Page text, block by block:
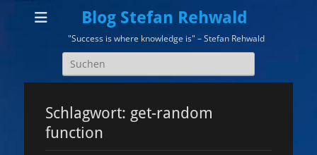
Blog Stefan Rehwald
"Success is where knowledge is" – Stefan Rehwald
Suchen
nach:
Schlagwort: get-random
function